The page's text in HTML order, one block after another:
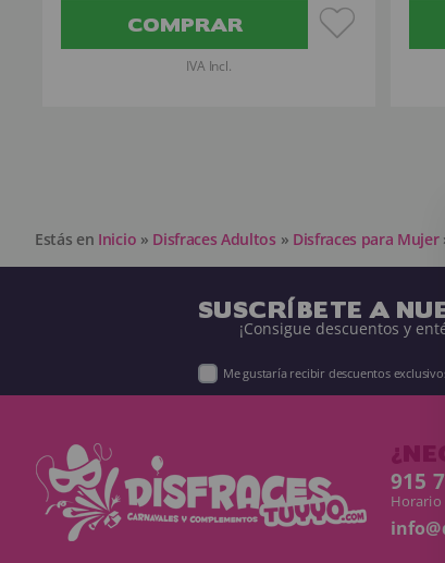
COMPRAR
IVA Incl.
Estás en Inicio » Disfraces Adultos » Disfraces para Mujer
SUSCRÍBETE A
¡Consigue descuentos y
Me gustaría recibir descuentos
915
Horario